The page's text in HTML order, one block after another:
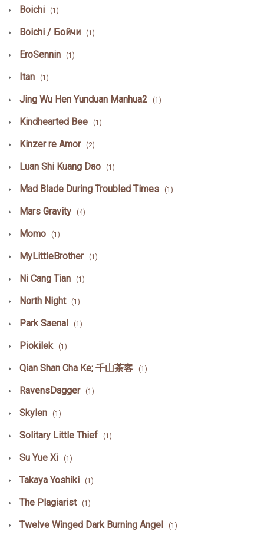
Boichi (1)
Boichi / Бойчи (1)
EroSennin (1)
Itan (1)
Jing Wu Hen Yunduan Manhua2 (1)
Kindhearted Bee (1)
Kinzer re Amor (2)
Luan Shi Kuang Dao (1)
Mad Blade During Troubled Times (1)
Mars Gravity (4)
Momo (1)
MyLittleBrother (1)
Ni Cang Tian (1)
North Night (1)
Park Saenal (1)
Piokilek (1)
Qian Shan Cha Ke; 千山茶客 (1)
RavensDagger (1)
Skylen (1)
Solitary Little Thief (1)
Su Yue Xi (1)
Takaya Yoshiki (1)
The Plagiarist (1)
Twelve Winged Dark Burning Angel (1)